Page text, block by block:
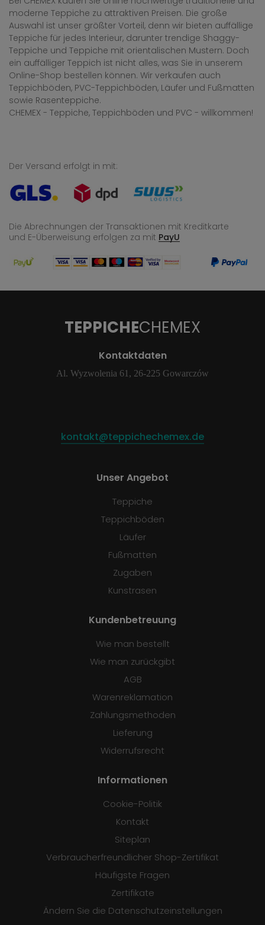
moderne Teppiche zu attraktiven Preisen. Die große
Auswahl ist unser größter Vorteil, denn wir bieten auffällige
Teppiche für jedes Interieur, darunter trendige Shaggy-
Teppiche und Teppiche mit orientalischen Mustern. Doch
ein auffälliger Teppich ist nicht alles, was Sie in unserem
Online-Shop bestellen können. Wir verkaufen auch
Teppichböden, PVC-Teppichböden, Läufer und Fußmatten
sowie Rasenteppiche.
CHEMEX - Teppiche, Teppichböden und PVC - willkommen!
Der Versand erfolgt in mit:
Die Abrechnungen der Transaktionen mit Kreditkarte
und E-Überweisung erfolgen za mit PayU
TEPPICHECHEMEX
Kontaktdaten
Al. Wyzwolenia 61, 26-225 Gowarczów
kontakt@teppichechemex.de
Unser Angebot
Teppiche
Teppichböden
Läufer
Fußmatten
Zugaben
Kunstrasen
Kundenbetreuung
Wie man bestellt
Wie man zurückgibt
AGB
Warenreklamation
Zahlungsmethoden
Lieferung
Widerrufsrecht
Informationen
Cookie-Politik
Kontakt
Siteplan
Verbraucherfreundlicher Shop-Zertifikat
Häufigste Fragen
Zertifikate
Ändern Sie die Datenschutzeinstellungen